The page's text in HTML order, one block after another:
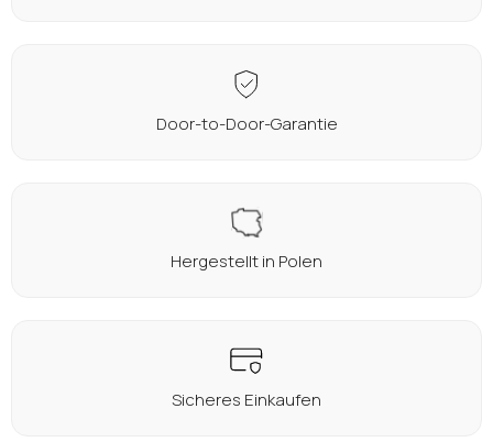
Door-to-Door-Garantie
Hergestellt in Polen
Sicheres Einkaufen